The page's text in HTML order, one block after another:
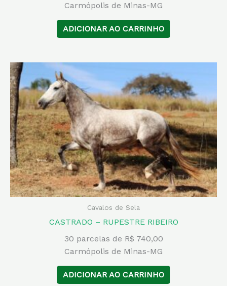
Carmópolis de Minas-MG
ADICIONAR AO CARRINHO
Cavalos de Sela
CASTRADO – RUPESTRE RIBEIRO
30 parcelas de R$ 740,00
Carmópolis de Minas-MG
ADICIONAR AO CARRINHO